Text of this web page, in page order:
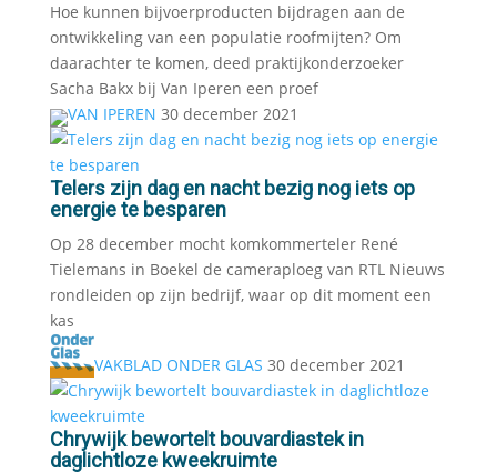
Hoe kunnen bijvoerproducten bijdragen aan de
ontwikkeling van een populatie roofmijten? Om
daarachter te komen, deed praktijkonderzoeker
Sacha Bakx bij Van Iperen een proef
VAN IPEREN 30 december 2021
Telers zijn dag en nacht bezig nog iets op
energie te besparen
Op 28 december mocht komkommerteler René
Tielemans in Boekel de cameraploeg van RTL Nieuws
rondleiden op zijn bedrijf, waar op dit moment een
kas
VAKBLAD ONDER GLAS 30 december 2021
Chrywijk bewortelt bouvardiastek in
daglichtloze kweekruimte